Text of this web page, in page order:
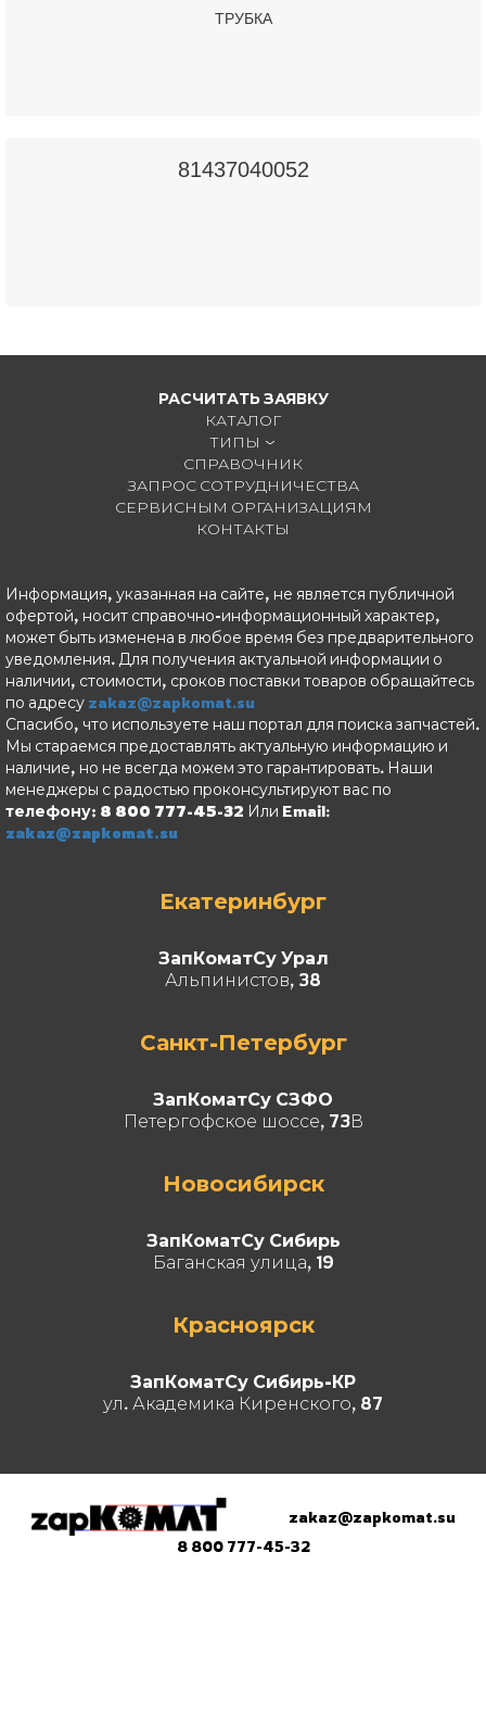
ТРУБКА
81437040052
РАСЧИТАТЬ ЗАЯВКУ
КАТАЛОГ
ТИПЫ
СПРАВОЧНИК
ЗАПРОС СОТРУДНИЧЕСТВА
СЕРВИСНЫМ ОРГАНИЗАЦИЯМ
КОНТАКТЫ
Информация, указанная на сайте, не является публичной
офертой, носит справочно-информационный характер,
может быть изменена в любое время без предварительного
уведомления. Для получения актуальной информации о
наличии, стоимости, сроков поставки товаров обращайтесь
по адресу zakaz@zapkomat.su
Спасибо, что используете наш портал для поиска запчастей.
Мы стараемся предоставлять актуальную информацию и
наличие, но не всегда можем это гарантировать. Наши
менеджеры с радостью проконсультируют вас по
телефону: 8 800 777-45-32 Или Email:
zakaz@zapkomat.su
Екатеринбург
ЗапКоматСу Урал
Альпинистов, 38
Санкт-Петербург
ЗапКоматСу СЗФО
Петергофское шоссе, 73В
Новосибирск
ЗапКоматСу Сибирь
Баганская улица, 19
Красноярск
ЗапКоматСу Сибирь-КР
ул. Академика Киренского, 87
zakaz@zapkomat.su
8 800 777-45-32